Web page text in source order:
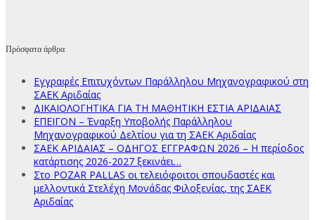
Πρόσφατα άρθρα
Εγγραφές Επιτυχόντων Παράλληλου Μηχανογραφικού στη
ΣΑΕΚ Αριδαίας
ΔΙΚΑΙΟΛΟΓΗΤΙΚΑ ΓΙΑ ΤΗ ΜΑΘΗΤΙΚΗ ΕΣΤΙΑ ΑΡΙΔΑΙΑΣ
ΕΠΕΙΓΟΝ – Έναρξη Υποβολής Παράλληλου
Μηχανογραφικού Δελτίου για τη ΣΑΕΚ Αριδαίας
ΣΑΕΚ ΑΡΙΔΑΙΑΣ – ΟΔΗΓΟΣ ΕΓΓΡΑΦΩΝ 2026 – Η περίοδος
κατάρτισης 2026-2027 ξεκινάει…
Στο POZAR PALLAS οι τελειόφοιτοι σπουδαστές και
μελλοντικά Στελέχη Μονάδας Φιλοξενίας, της ΣΑΕΚ
Αριδαίας